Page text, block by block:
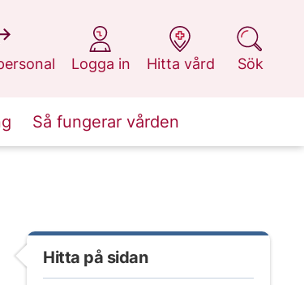
Logga in
på 1177.se
Hitta vård
på 1177.se
Sök
på 1177.se
Så fungerar vården
Hitta på sidan